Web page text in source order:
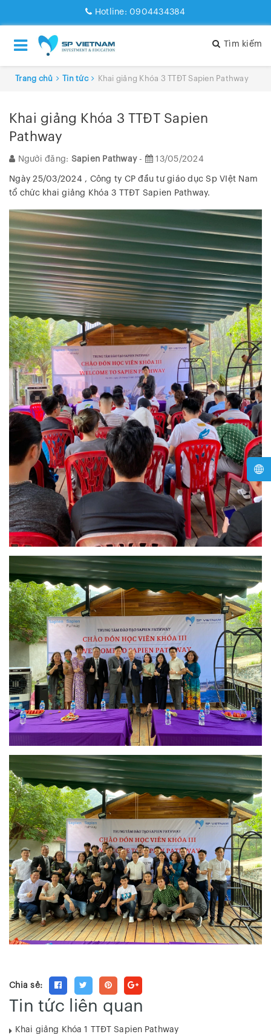
Hotline:0904434384
Tìm kiếm
Trang chủ Tin tức Khai giảng Khóa 3 TTĐT Sapien Pathway
Khai giảng Khóa 3 TTĐT Sapien
Pathway
Người đăng: Sapien Pathway- 13/05/2024
Ngày 25/03/2024 , Công ty CP đầu tư giáo dục Sp VIệt Nam
tổ chức khai giảng Khóa 3 TTĐT Sapien Pathway.
Chia sẻ:
Tin tức liên quan
Khai giảng Khóa 1 TTĐT Sapien Pathway